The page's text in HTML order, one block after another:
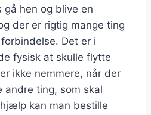
hen og blive en
der er rigtig mange ting
Det er i
fysisk at skulle flytte
ikke nemmere, når der
andre ting, som skal
kan man bestille